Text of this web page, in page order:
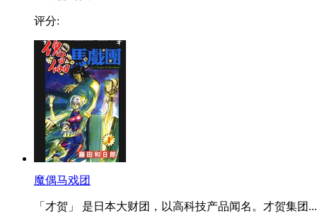
评分:
魔偶马戏团
「才贺」 是日本大财团，以高科技产品闻名。才贺集团...